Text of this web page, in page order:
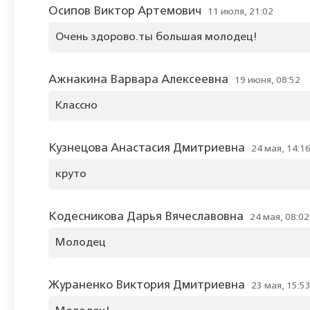
Осипов Виктор Артемович 11 июля, 21:02
Очень здорово.ты большая молодец!
Ажнакина Варвара Алексеевна 19 июня, 08:52
Классно
Кузнецова Анастасия Дмитриевна 24 мая, 14:16
круто
Кодесникова Дарья Вячеславовна 24 мая, 08:02
Молодец
Жураненко Виктория Дмитриевна 23 мая, 15:53